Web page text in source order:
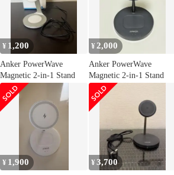
¥ 1,200
Anker PowerWave
Magnetic 2-in-1 Stand
¥ 2,000
Anker PowerWave
Magnetic 2-in-1 Stand
¥ 1,900 ¥3,700